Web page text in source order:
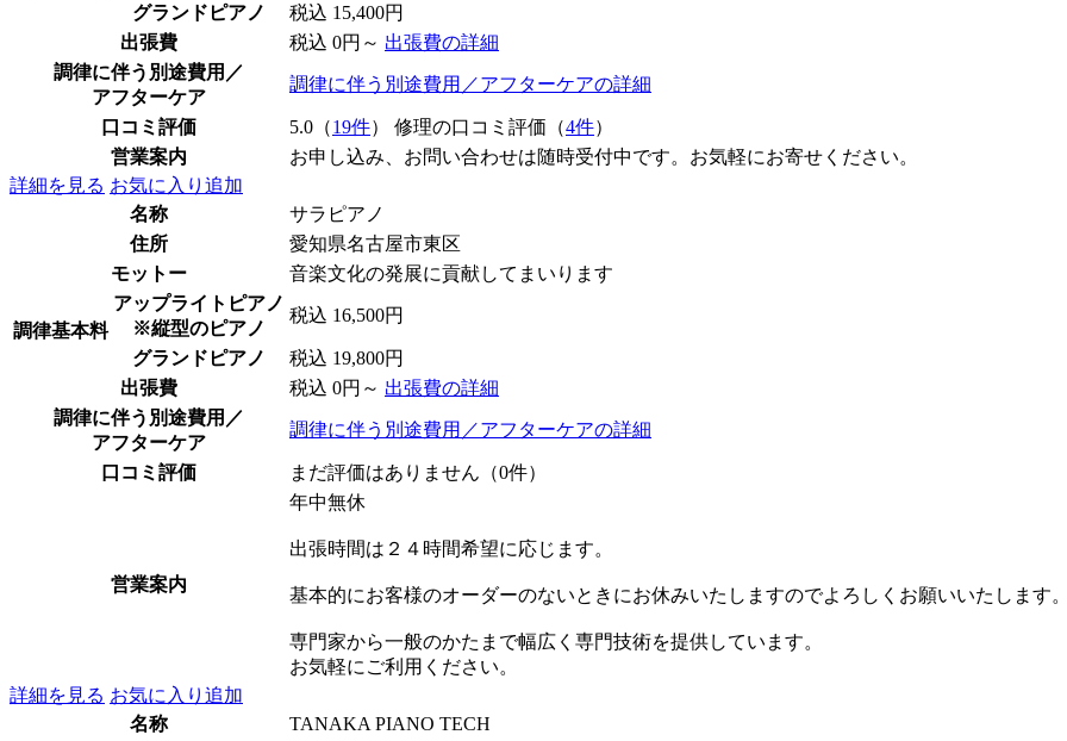
グランドピアノ
税込 15,400円
出張費
税込 0円～ 出張費の詳細
調律に伴う別途費用／
アフターケア
調律に伴う別途費用／アフターケアの詳細
口コミ評価 5.0（19件） 修理の口コミ評価（4件）
営業案内
お申し込み、お問い合わせは随時受付中です。お気軽にお寄せください。
詳細を見る お気に入り追加
名称
サラピアノ
住所
愛知県名古屋市東区
モットー
音楽文化の発展に貢献してまいります
調律基本料
アップライトピアノ
※縦型のピアノ
税込 16,500円
グランドピアノ
税込 19,800円
出張費
税込 0円～ 出張費の詳細
調律に伴う別途費用／
アフターケア
調律に伴う別途費用／アフターケアの詳細
口コミ評価 まだ評価はありません（0件）
営業案内
年中無休
出張時間は２４時間希望に応じます。
基本的にお客様のオーダーのないときにお休みいたしますのでよろしくお願いいたします
専門家から一般のかたまで幅広く専門技術を提供しています。
お気軽にご利用ください。
詳細を見る お気に入り追加
名称
TANAKA PIANO TECH